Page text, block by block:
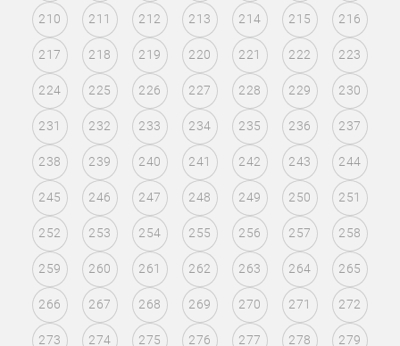
210 211 212 213 214 215 216
217 218 219 220 221 222 223
224 225 226 227 228 229 230
231 232 233 234 235 236 237
238 239 240 241 242 243 244
245 246 247 248 249 250 251
252 253 254 255 256 257 258
259 260 261 262 263 264 265
266 267 268 269 270 271 272
273 274 275 276 277 278 279